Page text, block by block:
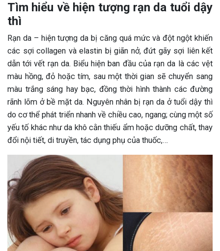
Tìm hiểu về hiện tượng rạn da tuổi dậy
thì
Rạn da – hiện tượng da bị căng quá mức và đột ngột khiến
các sợi collagen và elastin bị giãn nở, đứt gãy sợi liên kết
dẫn tới vết rạn da. Biểu hiện ban đầu của rạn da là các vệt
màu hồng, đỏ hoặc tím, sau một thời gian sẽ chuyển sang
màu trắng sáng hay bạc, đồng thời hình thành các đường
rãnh lõm ở bề mặt da. Nguyên nhân bị rạn da ở tuổi dậy thì
do cơ thể phát triển nhanh về chiều cao, ngang; cùng một số
yếu tố khác như da khô cằn thiếu ẩm hoặc dưỡng chất, thay
đổi nội tiết, di truyền, tác dụng phụ của thuốc,…